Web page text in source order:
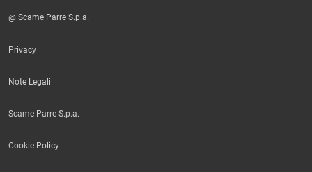
@ Scame Parre S.p.a.
Privacy
Note Legali
Scame Parre S.p.a.
Cookie Policy